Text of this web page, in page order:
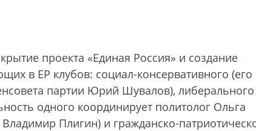
проекта «Единая Россия» и создание
в ЕР клубов: социал-консервативного (его
партии Юрий Шувалов), либерального
одного координирует политолог Ольга
Плигин) и гражданско-